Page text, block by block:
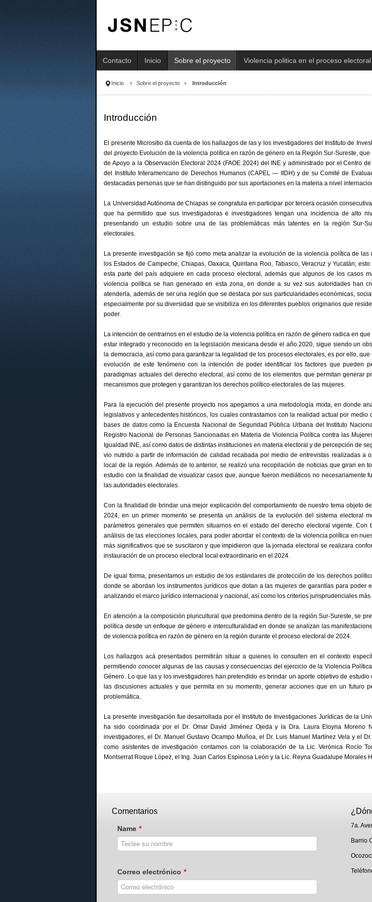
Contacto Inicio Sobre el proyecto Violencia politica en el proceso
Inicio Sobre el proyecto Introducción
Introducción
El presente Micrositio da cuenta de los hallazgos de las y los investigadores del Instituto de
del proyecto Evolución de la violencia política en razón de género en la Región Sur-Sureste,
de Apoyo a la Observación Electoral 2024 (FAOE 2024) del INE y administrado por el Centro
del Instituto Interamericano de Derechos Humanos (CAPEL — IIDH) y de su Comité de
destacadas personas que se han distinguido por sus aportaciones en la materia a nivel
La Universidad Autónoma de Chiapas se congratula en participar por tercera ocasión
que ha permitido que sus investigadoras e investigadores tengan una incidencia de alto
presentando un estudio sobre una de las problemáticas más latentes en la región Sur-
electorales.
La presente investigación se fijó como meta analizar la evolución de la violencia política de
los Estados de Campeche, Chiapas, Oaxaca, Quintana Roo, Tabasco, Veracruz y Yucatán;
esta parte del país adquiere en cada proceso electoral, además que algunos de los casos
violencia política se han generado en esta zona, en donde a su vez sus autoridades han
atenderla, además de ser una región que se destaca por sus particularidades económicas,
especialmente por su diversidad que se visibiliza en los diferentes pueblos originarios que
poder.
La intención de centrarnos en el estudio de la violencia política en razón de género radica en
estar integrado y reconocido en la legislación mexicana desde el año 2020, sigue siendo un
la democracia, así como para garantizar la legalidad de los procesos electorales, es por ello,
evolución de este fenómeno con la intención de poder identificar los factores que pueden
paradigmas actuales del derecho electoral, así como de los elementos que permitan generar
mecanismos que protegen y garantizan los derechos político-electorales de las mujeres.
Para la ejecución del presente proyecto nos apegamos a una metodología mixta, en donde
legislativos y antecedentes históricos, los cuales contrastamos con la realidad actual por medio
bases de datos como la Encuesta Nacional de Seguridad Pública Urbana del Instituto
Registro Nacional de Personas Sancionadas en Materia de Violencia Política contra las
Igualdad INE, así como datos de distintas instituciones en materia electoral y de percepción de
vio nutrido a partir de información de calidad recabada por medio de entrevistas realizadas a
local de la región. Además de lo anterior, se realizó una recopilación de noticias que giran en
estudio con la finalidad de visualizar casos que, aunque fueron mediáticos no necesariamente
las autoridades electorales.
Con la finalidad de brindar una mejor explicación del comportamiento de nuestro tema objeto
2024, en un primer momento se presenta un análisis de la evolución del sistema electoral
parámetros generales que permiten situarnos en el estado del derecho electoral vigente. Con
análisis de las elecciones locales, para poder abordar el contexto de la violencia política en
más significativos que se suscitaron y que impidieron que la jornada electoral se realizara
instauración de un proceso electoral local extraordinario en el 2024.
De igual forma, presentamos un estudio de los estándares de protección de los derechos
donde se abordan los instrumentos jurídicos que dotan a las mujeres de garantías para poder
analizando el marco jurídico internacional y nacional, así como los criterios jurisprudenciales más
En atención a la composición pluricultural que predomina dentro de la región Sur-Sureste, se
política desde un enfoque de género e interculturalidad en donde se analizan las
de violencia política en razón de género en la región durante el proceso electoral de 2024.
Los hallazgos acá presentados permitirán situar a quienes lo consulten en el contexto
permitiendo conocer algunas de las causas y consecuencias del ejercicio de la Violencia
Género. Lo que las y los investigadores han pretendido es brindar un aporte objetivo de
las discusiones actuales y que permita en su momento, generar acciones que en un futuro
problemática.
La presente investigación fue desarrollada por el Instituto de Investigaciones Jurídicas de la
ha sido coordinada por el Dr. Omar David Jiménez Ojeda y la Dra. Laura Eloyna Moreno
investigadores, el Dr. Manuel Gustavo Ocampo Muñoa, el Dr. Luis Manuel Martínez Vela y el
como asistentes de investigación contamos con la colaboración de la Lic. Verónica Rocío
Montserrat Roque López, el Ing. Juan Carlos Espinosa León y la Lic. Reyna Guadalupe Morales
Comentarios
Name *
Correo electrónico *
7a.
Barrio